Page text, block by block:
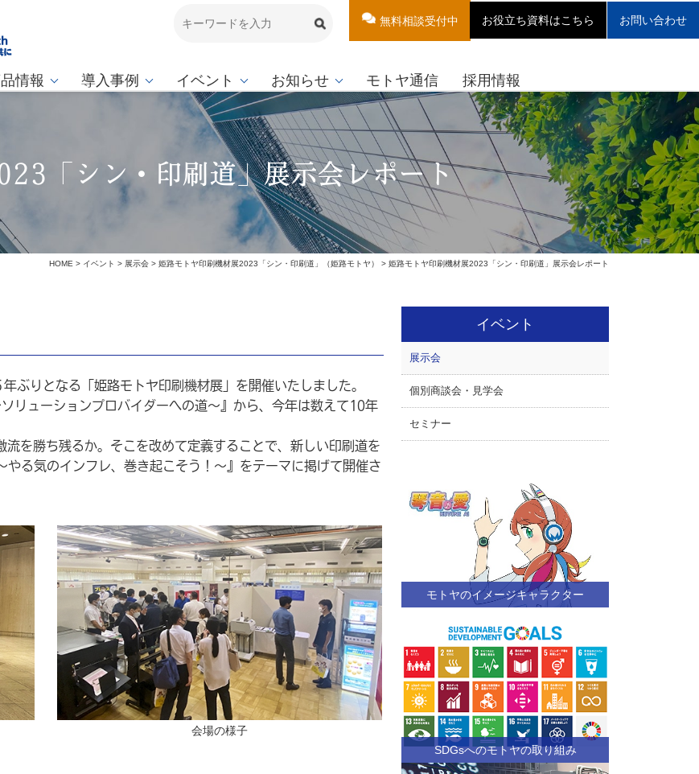
無料相談受付中 お役立ち資料はこちら お問い合わせ
情報 導入事例 イベント お知らせ モトヤ通信 採用情報
「シン・印刷道」展示会レポート
HOME > イベント > 展示会 > 姫路モトヤ印刷機材展2023「シン・印刷道」（姫路モトヤ） > 姫路モトヤ印刷機材展2023「シン・印刷道」展示会レポート
りとなる「姫路モトヤ印刷機材展」を開催いたしました。
リューションプロバイダーへの道～』から、今年は数えて10年
を勝ち残るか。そこを改めて定義することで、新しい印刷道を
る気のインフレ、巻き起こそう！～』をテーマに掲げて開催さ
会場の様子
イベント
展示会
個別商談会・見学会
セミナー
モトヤのイメージキャラクター
SDGsへのモトヤの取り組み